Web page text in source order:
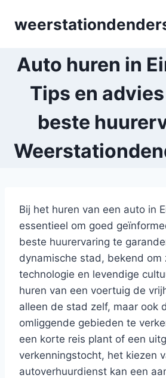
Auto huren in
Tips en
beste
Bij het huren van een auto in
essentieel om goed
beste huurervaring te
dynamische stad, bekend om
technologie en levendige
huren van een voertuig de
alleen de stad zelf, maar ook
omliggende gebieden te
een korte reis plant of een
verkenningstocht, het kiezen
autoverhuurdienst kan een